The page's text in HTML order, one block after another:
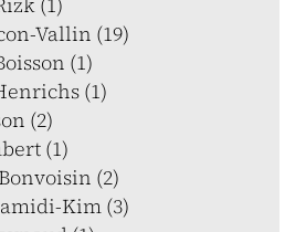
Vallin (19)
(1)
(1)
(2)
(1)
(2)
Kim (3)